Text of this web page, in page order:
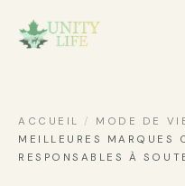
ACCUEIL / MODE DE
MEILLEURES MARQUES
RESPONSABLES À